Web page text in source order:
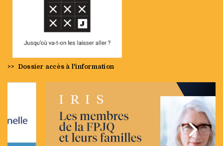
>> Dossier accès à l'information
Précédent